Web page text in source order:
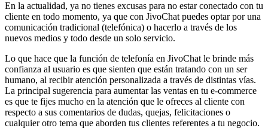
En la actualidad, ya no tienes excusas para no estar conectado con tu
cliente en todo momento, ya que con JivoChat puedes optar por una
comunicación tradicional (telefónica) o hacerlo a través de los
nuevos medios y todo desde un solo servicio.
Lo que hace que la función de telefonía en JivoChat le brinde más
confianza al usuario es que sienten que están tratando con un ser
humano, al recibir atención personalizada a través de distintas vías.
La principal sugerencia para aumentar las ventas en tu e-commerce
es que te fijes mucho en la atención que le ofreces al cliente con
respecto a sus comentarios de dudas, quejas, felicitaciones o
cualquier otro tema que aborden tus clientes referentes a tu negocio.